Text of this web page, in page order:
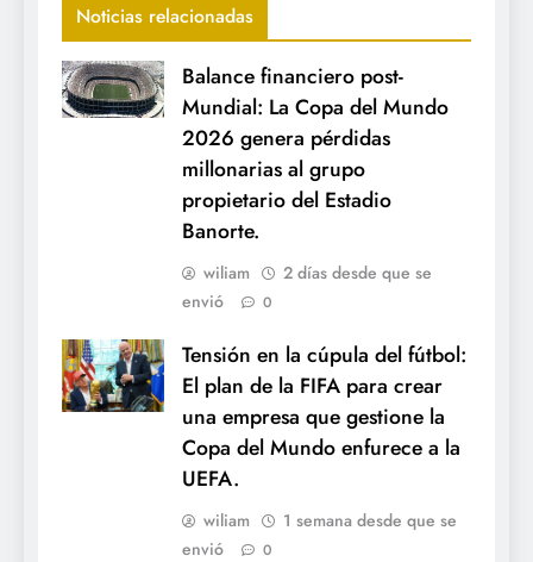
Noticias relacionadas
Balance financiero post-
Mundial: La Copa del Mundo
2026 genera pérdidas
millonarias al grupo
propietario del Estadio
Banorte.
wiliam
2 días desde que se
envió
0
Tensión en la cúpula del fútbol:
El plan de la FIFA para crear
una empresa que gestione la
Copa del Mundo enfurece a la
UEFA.
wiliam
1 semana desde que se
envió
0